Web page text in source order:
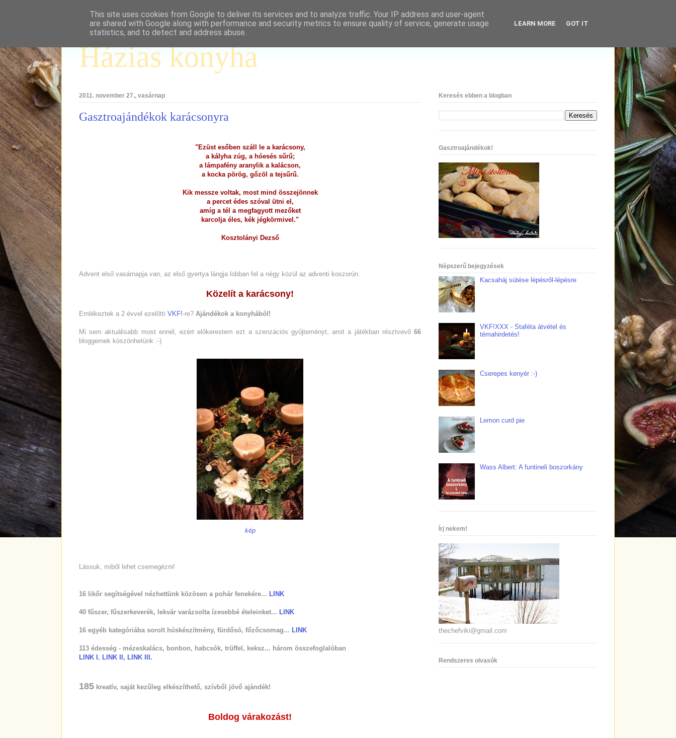
Házias konyha
2011. november 27., vasárnap
Gasztroajándékok karácsonyra
"Ezüst esőben száll le a karácsony,
a kályha zúg, a hóesés sűrű;
a lámpafény aranylik a kalácson,
a kocka pörög, gőzöl a tejsűrű.
Kik messze voltak, most mind összejönnek
a percet édes szóval ütni el,
amíg a tél a megfagyott mezőket
karcolja éles, kék jégkörmivel."
Kosztolányi Dezső
Advent első vasárnapja van, az első gyertya lángja lobban fel a négy közül az adventi koszorún.
Közelít a karácsony!
Emlékeztek a 2 évvel ezelőtti VKF!-re? Ajándékok a konyhából!
Mi sem aktuálisabb most ennél, ezért előkerestem ezt a szenzációs gyűjteményt, amit a játékban résztvevő 66
bloggernek köszönhetünk :-)
kép
Lássuk, miből lehet csemegézni!
16 likőr segítségével nézhettünk közösen a pohár fenekére... LINK
40 fűszer, fűszerkeverék, lekvár varázsolta ízesebbé ételeinket... LINK
16 egyéb kategóriába sorolt húskészítmény, fürdősó, főzőcsomag... LINK
113 édesség - mézeskalács, bonbon, habcsók, trüffel, keksz... három összefoglalóban
LINK I, LINK II, LINK III.
185 kreatív, saját kezűleg elkészíthető, szívből jövő ajándék!
Boldog várakozást!
Keresés ebben a blogban
Gasztroajándékok!
Népszerű bejegyzések
Kacsaháj sütése lépésről-lépésre
VKF!XXX - Staféta átvétel és
témahirdetés!
Cserepes kenyér :-)
Lemon curd pie
Wass Albert: A funtineli boszorkány
Írj nekem!
thechefviki@gmail.com
Rendszeres olvasók
This site uses cookies from Google to deliver its services and to analyze traffic. Your IP address and user-agent
are shared with Google along with performance and security metrics to ensure quality of service, generate usage
statistics, and to detect and address abuse.
LEARN MORE GOT IT